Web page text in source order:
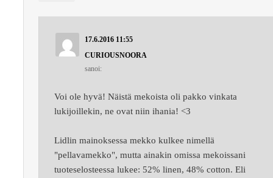
17.6.2016 11:55
CURIOUSNOORA
sanoi:
Voi ole hyvä! Näistä mekoista oli pakko vinkata
lukijoillekin, ne ovat niin ihania! <3
Lidlin mainoksessa mekko kulkee nimellä
"pellavamekko", mutta ainakin omissa mekoissani
tuoteselosteessa lukee: 52% linen, 48% cotton. Eli